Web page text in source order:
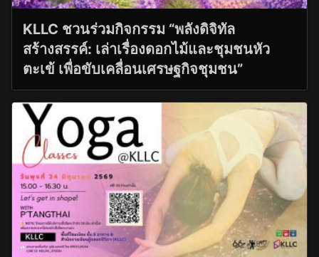
KLLC ชวนร่วมกิจกรรม “พลังดิจิทัล
สร้างสรรค์: เล่าเรื่องดอกไม้และชุมชนหัว
ตะเข้ เพื่อขับเคลื่อนเศรษฐกิจชุมชน”